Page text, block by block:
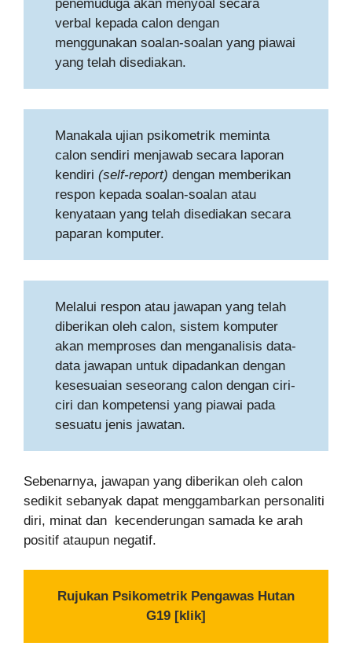
penemuduga akan menyoal secara
verbal kepada calon dengan
menggunakan soalan-soalan yang piawai
yang telah disediakan.
Manakala ujian psikometrik meminta
calon sendiri menjawab secara laporan
kendiri(self-report) dengan memberikan
respon kepada soalan-soalan atau
kenyataan yang telah disediakan secara
paparan komputer.
Melalui respon atau jawapan yang telah
diberikan oleh calon, sistem komputer
akan memproses dan menganalisis data-
data jawapan untuk dipadankan dengan
kesesuaian seseorang calon dengan ciri-
ciri dan kompetensi yang piawai pada
sesuatu jenis jawatan.
Sebenarnya, jawapan yang diberikan oleh calon
sedikit sebanyak dapat menggambarkan personaliti
diri, minat dan kecenderungan samada ke arah
positif ataupun negatif.
Rujukan Psikometrik Pengawas Hutan
G19 [klik]